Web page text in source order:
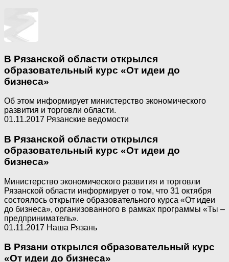
В Рязанской области открылся
образовательный курс «От идеи до
бизнеса»
Об этом информирует министерство экономического
развития и торговли области.
01.11.2017 Рязанские ведомости
В Рязанской области открылся
образовательный курс «От идеи до
бизнеса»
Министерство экономического развития и торговли
Рязанской области информирует о том, что 31 октября
состоялось открытие образовательного курса «От идеи
до бизнеса», организованного в рамках программы «Ты –
предприниматель».
01.11.2017 Наша Рязань
В Рязани открылся образовательный курс
«От идеи до бизнеса»